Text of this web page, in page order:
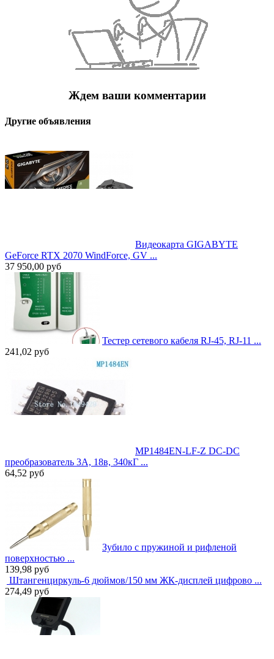
Ждем ваши комментарии
Другие объявления
Видеокарта GIGABYTE
GeForce RTX 2070 WindForce, GV ...
37 950,00 руб
Тестер сетевого кабеля RJ-45, RJ-11 ...
241,02 руб
MP1484EN-LF-Z DC-DC
преобразователь 3A, 18в, 340кГ ...
64,52 руб
Зубило с пружиной и рифленой
поверхностью ...
139,98 руб
Штангенциркуль-6 дюймов/150 мм ЖК-дисплей цифрово ...
274,49 руб